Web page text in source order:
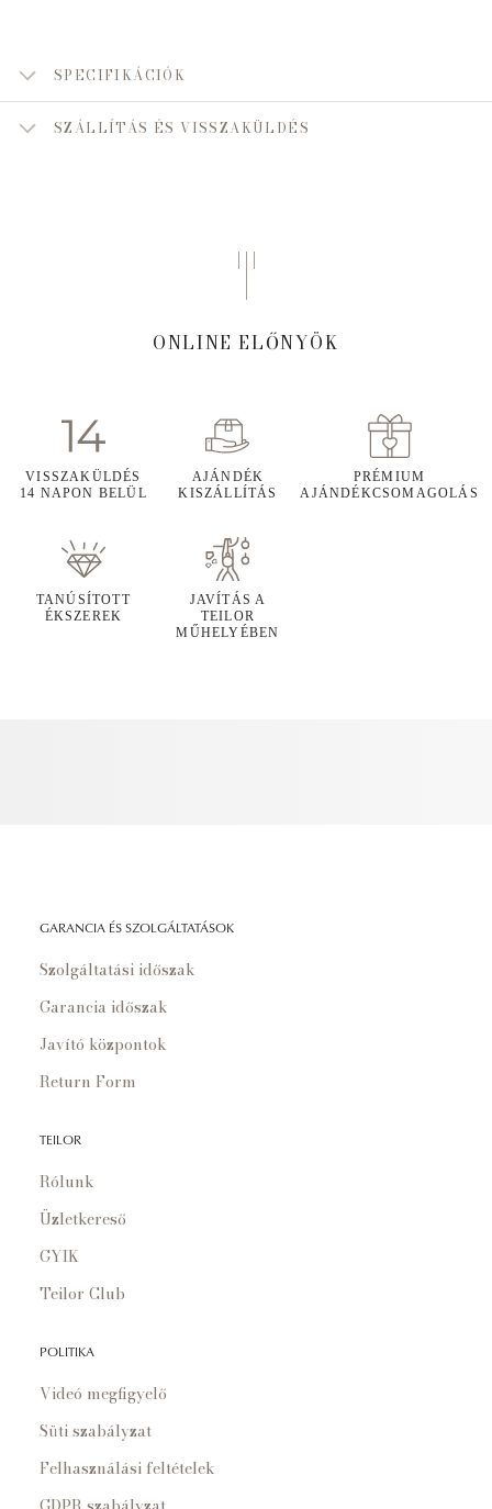
SPECIFIKÁCIÓK
SZÁLLÍTÁS ÉS VISSZAKÜLDÉS
ONLINE ELŐNYÖK
VISSZAKÜLDÉS
14 NAPON BELÜL
AJÁNDÉK
KISZÁLLÍTÁS
PRÉMIUM
AJÁNDÉKCSOMAGOLÁS
TANÚSÍTOTT
ÉKSZEREK
JAVÍTÁS A
TEILOR
MŰHELYÉBEN
GARANCIA ÉS SZOLGÁLTATÁSOK
Szolgáltatási időszak
Garancia időszak
Javító központok
Return Form
TEILOR
Rólunk
Üzletkereső
GYIK
Teilor Club
POLITIKA
Videó megfigyelő
Süti szabályzat
Felhasználási feltételek